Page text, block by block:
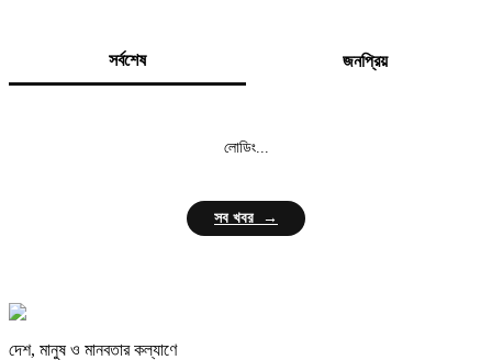
সর্বশেষ জনপ্রিয়
লোডিং...
সব খবর →
দেশ, মানুষ ও মানবতার কল্যাণে